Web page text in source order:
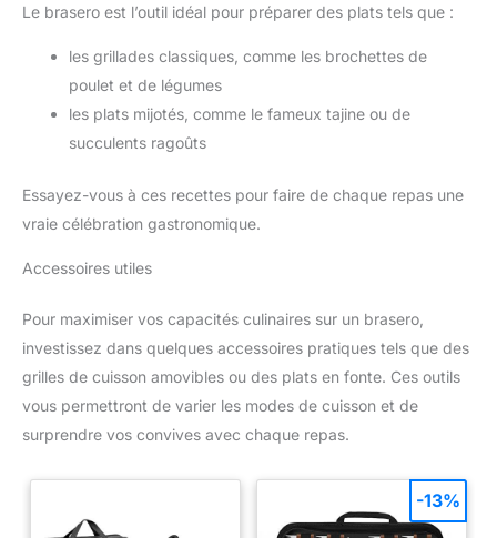
Le brasero est l’outil idéal pour préparer des plats tels que :
les grillades classiques, comme les brochettes de
poulet et de légumes
les plats mijotés, comme le fameux tajine ou de
succulents ragoûts
Essayez-vous à ces recettes pour faire de chaque repas une
vraie célébration gastronomique.
Accessoires utiles
Pour maximiser vos capacités culinaires sur un brasero,
investissez dans quelques accessoires pratiques tels que des
grilles de cuisson amovibles ou des plats en fonte. Ces outils
vous permettront de varier les modes de cuisson et de
surprendre vos convives avec chaque repas.
-13%